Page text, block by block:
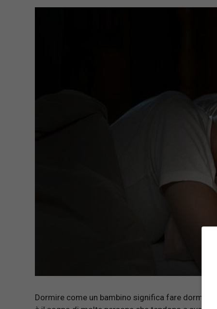
Dormire come un bambino significa fare dormire